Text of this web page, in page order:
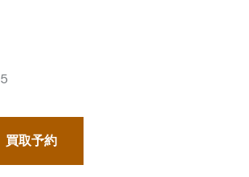
5
買取予約